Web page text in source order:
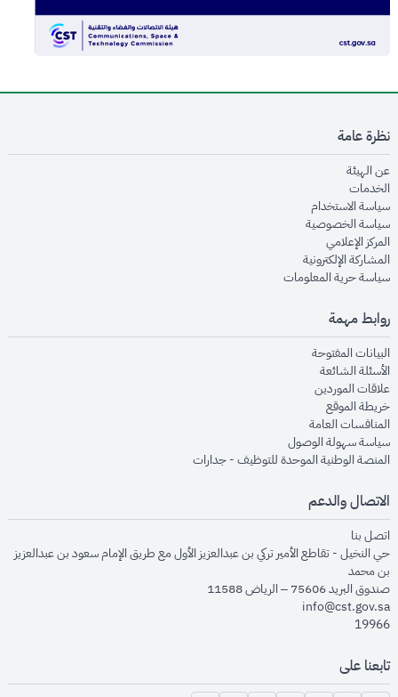
نظرة عامة
عن الهيئةopens in new window
الخدماتopens in new window
سياسة الاستخدام
سياسة الخصوصيةopens in new window
المركز الإعلاميopens in new window
المشاركة الإلكترونيةopens in new window
سياسة حرية المعلوماتopens in new window
روابط مهمة
البيانات المفتوحةopens in new window
الأسئلة الشائعةopens in new window
علاقات الموردينopens in new window
خريطة الموقعopens in new window
المنافسات العامةopens in new window
سياسة سهولة الوصولopens in new window
المنصة الوطنية الموحدة للتوظيف - جداراتopens in new window
الاتصال والدعم
اتصل بنا
حي النخيل - تقاطع الأمير تركي بن عبدالعزيز الأول مع طريق الإمام سعود بن عبدالعزيز
بن محمد
صندوق البريد 75606 – الرياض 11588
info@cst.gov.sa
19966
تابعنا على